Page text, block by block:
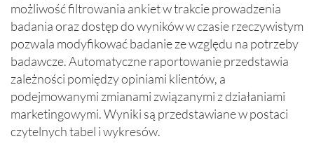
możliwość filtrowania ankiet w trakcie prowadzenia
badania oraz dostęp do wyników w czasie rzeczywistym
pozwala modyfikować badanie ze względu na potrzeby
badawcze. Automatyczne raportowanie przedstawia
zależności pomiędzy opiniami klientów, a
podejmowanymi zmianami związanymi z działaniami
marketingowymi. Wyniki są przedstawiane w postaci
czytelnych tabel i wykresów.